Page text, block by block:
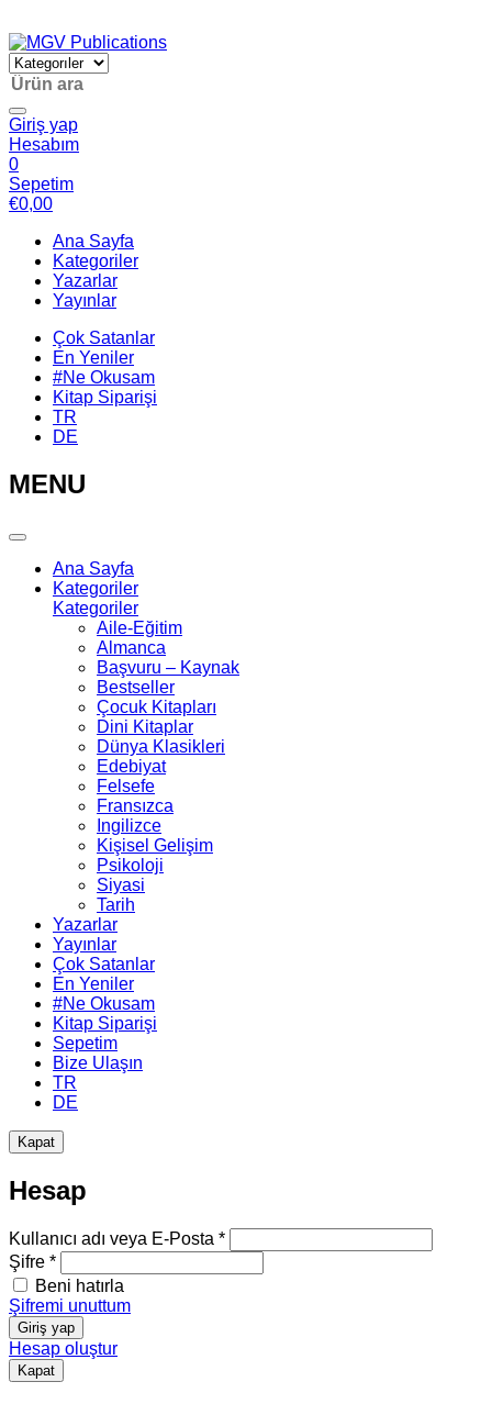
Giriş yap
Hesabım
0
Sepetim
€0,00
Ana Sayfa
Kategoriler
Yazarlar
Yayınlar
Çok Satanlar
En Yeniler
#Ne Okusam
Kitap Siparişi
TR
DE
MENU
Ana Sayfa
Kategoriler
Kategoriler
Aile-Eğitim
Almanca
Başvuru – Kaynak
Bestseller
Çocuk Kitapları
Dini Kitaplar
Dünya Klasikleri
Edebiyat
Felsefe
Fransızca
Ingilizce
Kişisel Gelişim
Psikoloji
Siyasi
Tarih
Yazarlar
Yayınlar
Çok Satanlar
En Yeniler
#Ne Okusam
Kitap Siparişi
Sepetim
Bize Ulaşın
TR
DE
Kapat
Hesap
Kullanıcı adı veya E-Posta *
Şifre *
Beni hatırla
Şifremi unuttum
Giriş yap
Hesap oluştur
Kapat